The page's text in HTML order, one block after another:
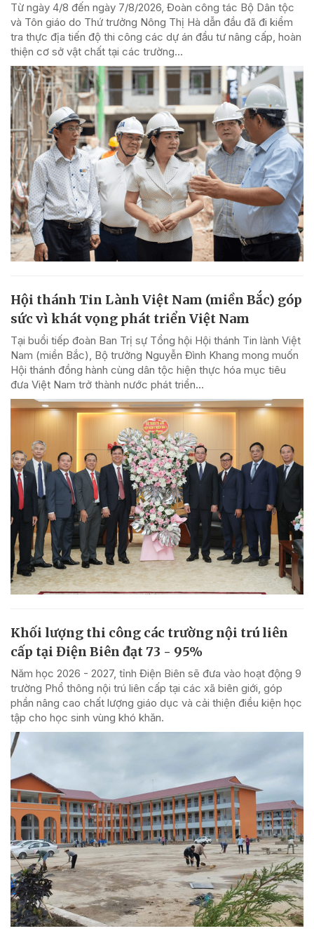
Từ ngày 4/8 đến ngày 7/8/2026, Đoàn công tác Bộ Dân tộc
và Tôn giáo do Thứ trưởng Nông Thị Hà dẫn đầu đã đi kiểm
tra thực địa tiến độ thi công các dự án đầu tư nâng cấp, hoàn
thiện cơ sở vật chất tại các trường...
Hội thánh Tin Lành Việt Nam (miền Bắc) góp
sức vì khát vọng phát triển Việt Nam
Tại buổi tiếp đoàn Ban Trị sự Tổng hội Hội thánh Tin lành Việt
Nam (miền Bắc), Bộ trưởng Nguyễn Đình Khang mong muốn
Hội thánh đồng hành cùng dân tộc hiện thực hóa mục tiêu
đưa Việt Nam trở thành nước phát triển...
Khối lượng thi công các trường nội trú liên
cấp tại Điện Biên đạt 73 - 95%
Năm học 2026 - 2027, tỉnh Điện Biên sẽ đưa vào hoạt động 9
trường Phổ thông nội trú liên cấp tại các xã biên giới, góp
phần nâng cao chất lượng giáo dục và cải thiện điều kiện học
tập cho học sinh vùng khó khăn.